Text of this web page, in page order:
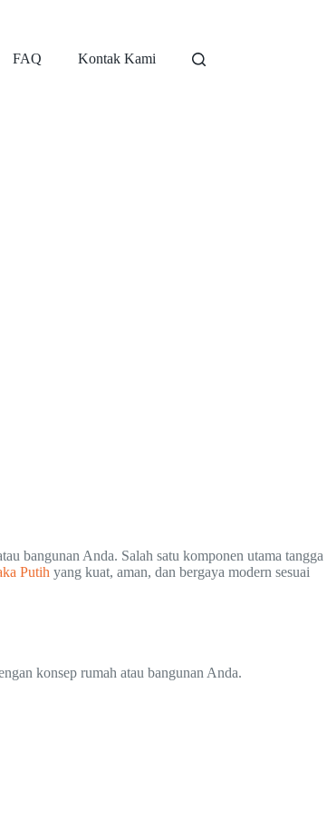
FAQ Kontak Kami
bangunan Anda. Salah satu komponen utama tangga
Putih yang kuat, aman, dan bergaya modern sesuai
konsep rumah atau bangunan Anda.